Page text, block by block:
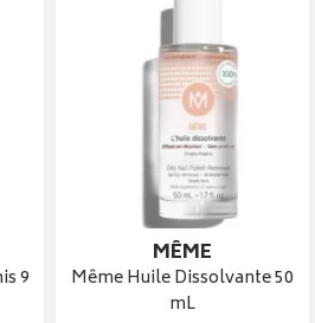
9
MÊME
Même Huile Dissolvante 50
mL